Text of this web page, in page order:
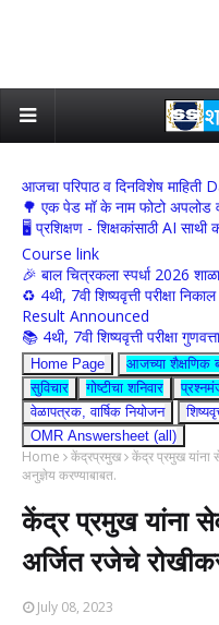
आजचा परिपाठ व दिनविशेष
🌳 एक पेड मॉ के नाम फोटो अपलोड
🖥 प्रशिक्षण - शिक्षकांसाठी AI
Course link
🎉 बाल चित्रकला स्पर्धा 2026
♻️ 4थी, 7वी शिष्यवृत्ती परीक्षा
Result Announced
📚 4थी, 7वी शिष्यवृत्ती परीक्षा
Home Page आजच्या शैक्षणिक
सुविचार
गोष्टीचा शनिवार
वेळापत्रक, वार्षिक नियोजन
OMR Answersheet (all)
Home केंद्रप्रमुख केंद्र प्रमुख यांना
अनुज्ञेय करण्याबाबत.
केंद्र प्रमुख यांना
अर्जित रजेचे
July 08, 2023